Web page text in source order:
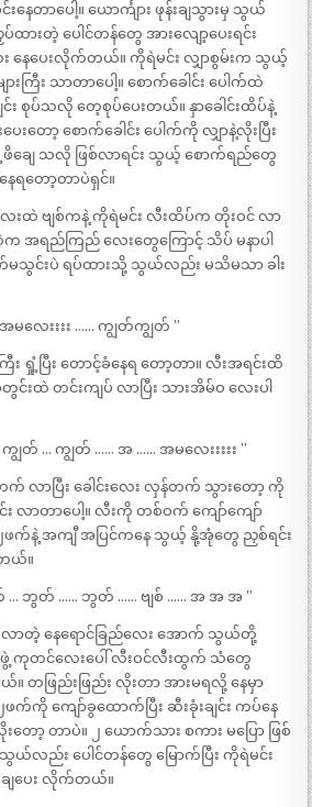
ေတာပေါ့။ ယောင်္ကျား ဖုန်းချသွားမှ သွယ်
ထားတဲ့ ပေါင်တန်တွေ အားလျော့ပေးရင်း
ေး နေပေးလိုက်တယ်။ ကိုရဲမင်း လျှာစွမ်းက သွယ့်
းကြီး သာတာပေါ့။ စောက်ခေါင်း ပေါက်ထဲ
င်း စုပ်သလို တေ့စုပ်ပေးတယ်။ နှာခေါင်းထိပ်နဲ့
ပေးတော့ စောက်ခေါင်း ပေါက်ကို လျှာနဲ့လိုးပြီး
ဖိချေ သလို ဖြစ်လာရင်း သွယ့် စောက်ရည်တွေ
ေရတော့တာပဲရှင်။
းထဲ ဗျစ်ကနဲ့ ကိုရဲမင်း လီးထိပ်က တိုးဝင် လာ
က အရည်ကြည် လေးတွေကြောင့် သိပ် မနာပါ
သွင်းပဲ ရပ်ထားသို့ သွယ်လည်း မသိမသာ ခါး
မလေးးးး …… ကျွတ်ကျွတ် ”
ရှုံ့ပြီး တောင့်ခံနေရ တော့တာ။ လီးအရင်းထိ
င်းထဲ တင်းကျပ် လာပြီး သားအိမ်ဝ လေးပါ
တ် … ကျွတ် …… အ …… အမလေးးးးး ”
ာပြီး ခေါင်းလေး လှန်တက် သွားတော့ ကို
း လာတာပေါ့။ လီးကို တစ်ဝက် ကျော်ကျော်
က်နဲ့ အကျီ အပြင်ကနေ သွယ့် နို့အုံတွေ ညှစ်ရင်း
တယ်။
… ဘွတ် …… ဘွတ် …… ဗျစ် …… အ အ အ ”
လာတဲ့ နေရောင်ခြည်လေး အောက် သွယ်တို့
ဖွဲ့ ကုတင်လေးပေါ် လီးဝင်လီးထွက် သံတွေ
ဖြည်းဖြည်း လိုးတာ အားမရလို့ နေမှာ
ကျော်ခွထောက်ပြီး ဆီးခုံးချင်း ကပ်နေ
တော့ တာပဲ။ ၂ ယောက်သား စကား မပြော ဖြစ်
ည်း ပေါင်တန်တွေ မြောက်ပြီး ကိုရဲမင်း
ချပေး လိုက်တယ်။